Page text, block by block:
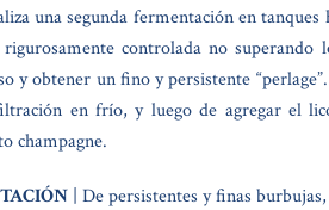
una segunda fermentación en
controlada no
y obtener un fino y persistente
en frío, y luego de agregar el
champagne.
| De persistentes y finas